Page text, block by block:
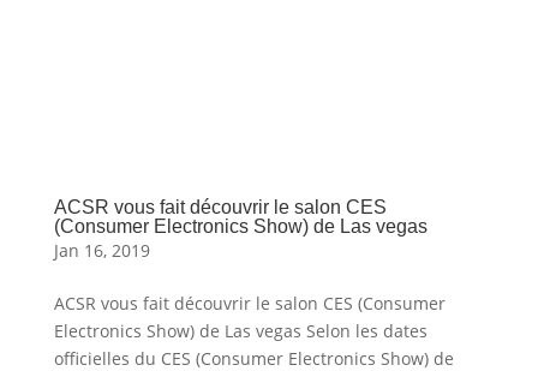
ACSR vous fait découvrir le salon CES
(Consumer Electronics Show) de Las vegas
Jan 16, 2019
ACSR vous fait découvrir le salon CES (Consumer
Electronics Show) de Las vegas Selon les dates
officielles du CES (Consumer Electronics Show) de